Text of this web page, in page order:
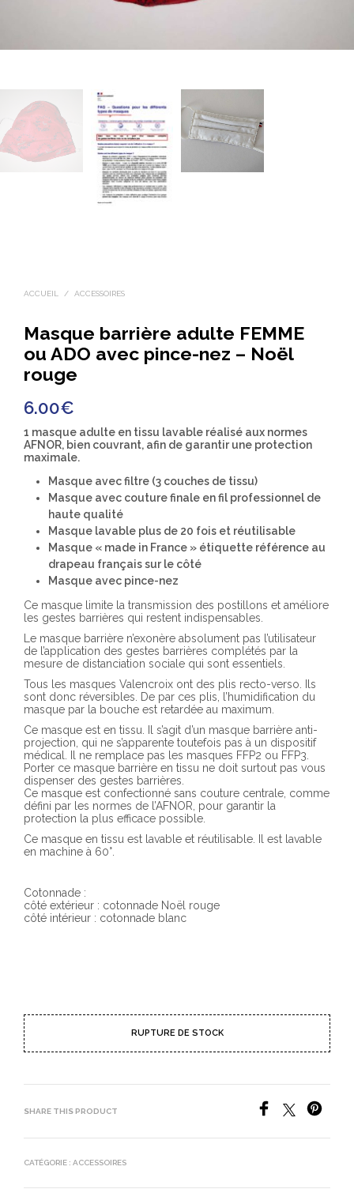
ACCUEIL / ACCESSOIRES
Masque barrière adulte FEMME
ou ADO avec pince-nez – Noël
rouge
6.00€
1 masque adulte en tissu lavable réalisé aux normes
AFNOR, bien couvrant, afin de garantir une protection
maximale.
Masque avec filtre (3 couches de tissu)
Masque avec couture finale en fil professionnel de
haute qualité
Masque lavable plus de 20 fois et réutilisable
Masque « made in France » étiquette référence au
drapeau français sur le côté
Masque avec pince-nez
Ce masque limite la transmission des postillons et améliore
les gestes barrières qui restent indispensables.
Le masque barrière n’exonère absolument pas l’utilisateur
de l’application des gestes barrières complétés par la
mesure de distanciation sociale qui sont essentiels.
Tous les masques Valencroix ont des plis recto-verso. Ils
sont donc réversibles. De par ces plis, l’humidification du
masque par la bouche est retardée au maximum.
Ce masque est en tissu. Il s’agit d’un masque barrière anti-
projection, qui ne s’apparente toutefois pas à un dispositif
médical. Il ne remplace pas les masques FFP2 ou FFP3.
Porter ce masque barrière en tissu ne doit surtout pas vous
dispenser des gestes barrières.
Ce masque est confectionné sans couture centrale, comme
défini par les normes de l’AFNOR, pour garantir la
protection la plus efficace possible.
Ce masque en tissu est lavable et réutilisable. Il est lavable
en machine à 60°.
Cotonnade :
côté extérieur : cotonnade Noël rouge
côté intérieur : cotonnade blanc
RUPTURE DE STOCK
SHARE THIS PRODUCT
CATÉGORIE : ACCESSOIRES